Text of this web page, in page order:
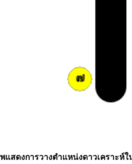
แสดงการวางตำแหน่งดาวเคราะห์